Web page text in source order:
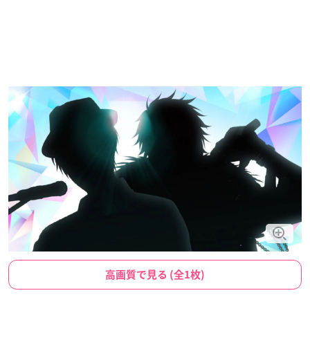
高画質で見る (全1枚)